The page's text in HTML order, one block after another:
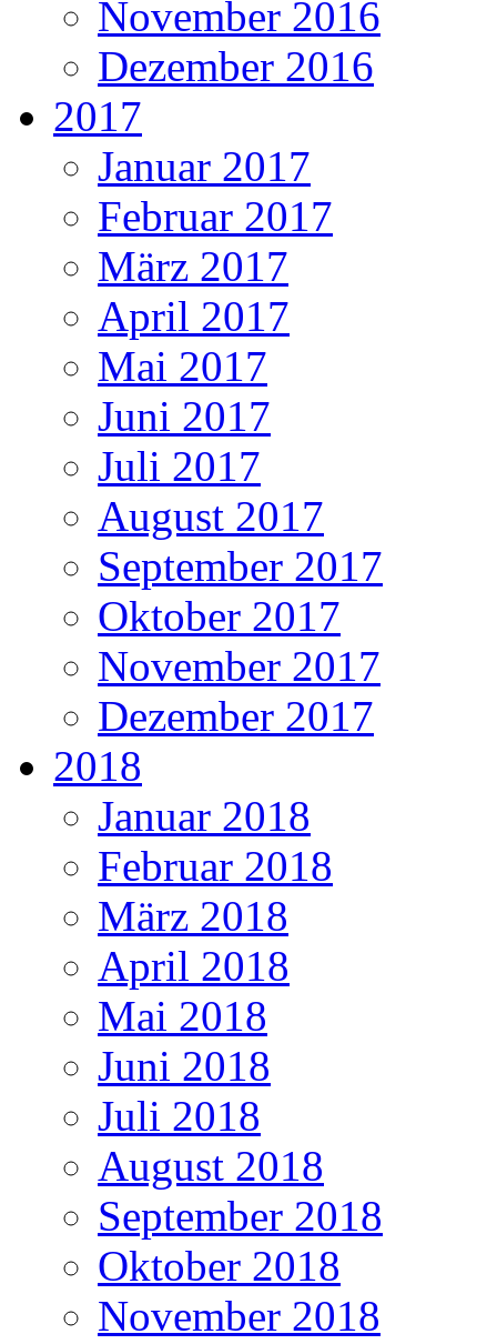
November 2016
Dezember 2016
2017
Januar 2017
Februar 2017
März 2017
April 2017
Mai 2017
Juni 2017
Juli 2017
August 2017
September 2017
Oktober 2017
November 2017
Dezember 2017
2018
Januar 2018
Februar 2018
März 2018
April 2018
Mai 2018
Juni 2018
Juli 2018
August 2018
September 2018
Oktober 2018
November 2018